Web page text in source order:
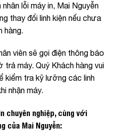
lỗi máy in, Mai Nguyễn
thay đổi linh kiện nếu chưa
hàng.
viên sẽ gọi điện thông báo
trả máy. Quý Khách hàng vui
kiểm tra kỹ lưỡng các linh
nhận máy.
chuyên nghiệp, cùng với
của Mai Nguyễn: